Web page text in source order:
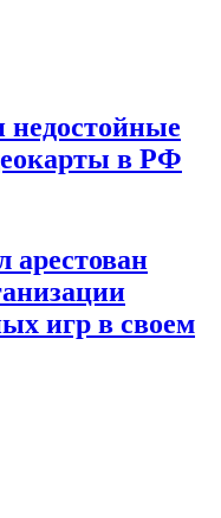
в РФ
арестован
игр в своем